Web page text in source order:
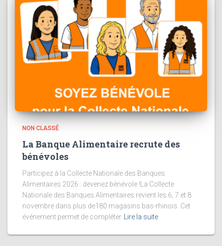
NON CLASSÉ
La Banque Alimentaire recrute des
bénévoles
Participez à la Collecte Nationale des Banques
Alimentaires 2026 : devenez bénévole !La Collecte
Nationale des Banques Alimentaires revient les 6, 7 et 8
novembre dans plus de180 magasins bas-rhinois. Cet
événement permet de compléter
Lire la suite